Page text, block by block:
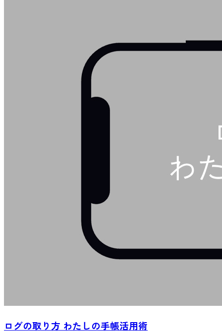
ログの取り方 わたしの手帳活用術